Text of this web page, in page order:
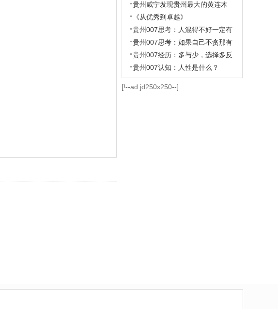
贵州威宁发现贵州最大的黄连木
（图）
《从优秀到卓越》
贵州007思考：人混得不好一定有
原因
贵州007思考：如果自己不贪那有
的人生意义会不会更上一层楼？
贵州007经历：多与少，选择多反
而是目标小
贵州007认知：人性是什么？
[!--ad.jd250x250--]